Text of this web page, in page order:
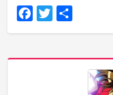
Facebook
Twitter